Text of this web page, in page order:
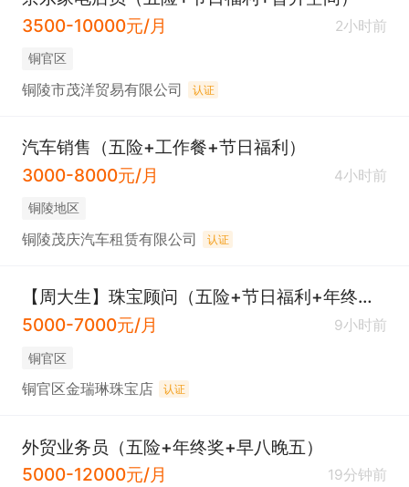
3500-10000元/月
2小时前
铜官区
铜陵市茂洋贸易有限公司 认证
汽车销售（五险+工作餐+节日福利）
3000-8000元/月
4小时前
铜陵地区
铜陵茂庆汽车租赁有限公司 认证
【周大生】珠宝顾问（五险+节日福利+年终奖）
5000-7000元/月
9小时前
铜官区
铜官区金瑞琳珠宝店 认证
外贸业务员（五险+年终奖+早八晚五）
5000-12000元/月
19分钟前